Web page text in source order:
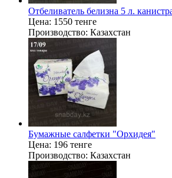
Отбеливатель белизна 5 л.
Цена: 1550 тенге
Производство: Казахстан
Бумажные салфетки "Орхидея"
Цена: 196 тенге
Производство: Казахстан